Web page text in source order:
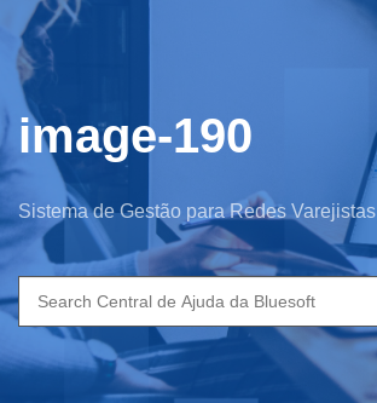
image-190
Sistema de Gestão para Redes
Search
for: